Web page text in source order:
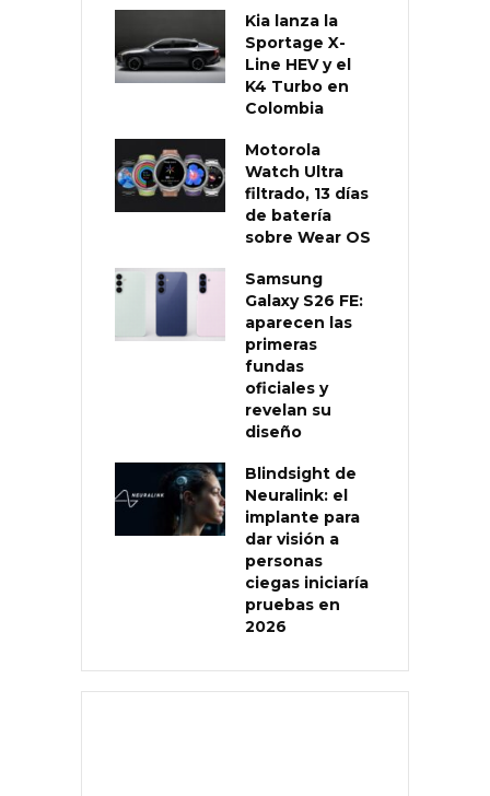
Kia lanza la
Sportage X-
Line HEV y el
K4 Turbo en
Colombia
Motorola
Watch Ultra
filtrado, 13 días
de batería
sobre Wear OS
Samsung
Galaxy S26 FE:
aparecen las
primeras
fundas
oficiales y
revelan su
diseño
Blindsight de
Neuralink: el
implante para
dar visión a
personas
ciegas iniciaría
pruebas en
2026